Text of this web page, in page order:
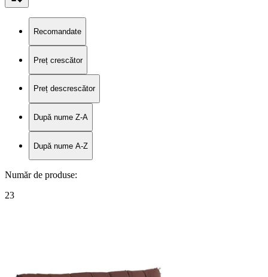
Recomandate
Preț crescător
Preț descrescător
După nume Z-A
După nume A-Z
Număr de produse:
23